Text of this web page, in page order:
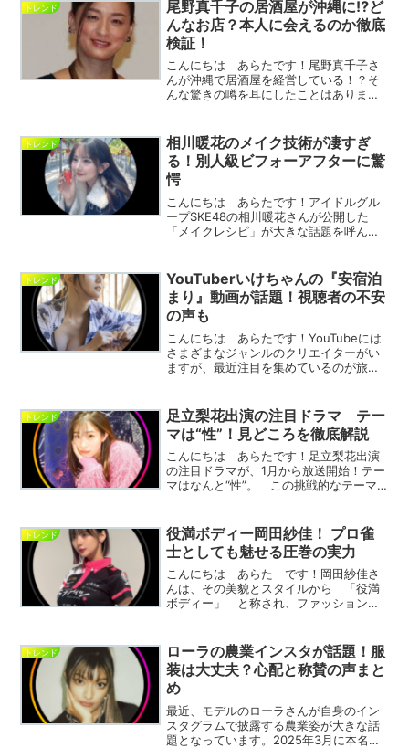
トレンド
尾野真千子の居酒屋が沖縄に⁉ど
んなお店？本人に会えるのか徹底
検証！
こんにちは あらたです！尾野真千子さ
んが沖縄で居酒屋を経営している！？そ
んな驚きの噂を耳にしたことはありませ
る居酒屋があるとの情報が…！「どんな
お店なの？」「本当に経営...
トレンド
相川暖花のメイク技術が凄すぎ
る！別人級ビフォーアフターに驚
愕
こんにちは あらたです！アイドルグル
ープSKE48の相川暖花さんが公開した
「メイクレシピ」が大きな話題を呼んで
きの声を上げています。今回は相川暖花
さんのメイク術と、話題に...
トレンド
YouTuberいけちゃんの『安宿泊
まり』動画が話題！視聴者の不安
の声も
こんにちは あらたです！YouTubeには
さまざまなジャンルのクリエイターがい
ますが、最近注目を集めているのが旅系
を紹介する動画を投稿し、多くの視聴者
から支持を...
トレンド
足立梨花出演の注目ドラマ テー
マは“性”！見どころを徹底解説
こんにちは あらたです！足立梨花出演
の注目ドラマが、1月から放送開始！テー
マはなんと“性”。 この挑戦的なテーマ
す。足立梨花さんがどのような役柄を演
じ、どのように性とい...
トレンド
役満ボディー岡田紗佳！ プロ雀
士としても魅せる圧巻の実力
こんにちは あらた です！岡田紗佳さ
んは、その美貌とスタイルから 「役満
ボディー」 と称され、ファッションモ
ん。プロ雀士としても確固たる地位を築
き、対局での実力はまさに...
トレンド
ローラの農業インスタが話題！服
装は大丈夫？心配と称賛の声まと
め
最近、モデルのローラさんが自身のイン
スタグラムで披露する農業姿が大きな話
題となっています。2025年3月に本名